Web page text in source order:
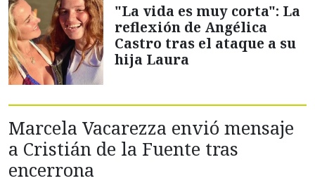
"La vida es muy corta": La
reflexión de Angélica
Castro tras el ataque a su
hija Laura
Marcela Vacarezza envió mensaje
a Cristián de la Fuente tras
encerrona